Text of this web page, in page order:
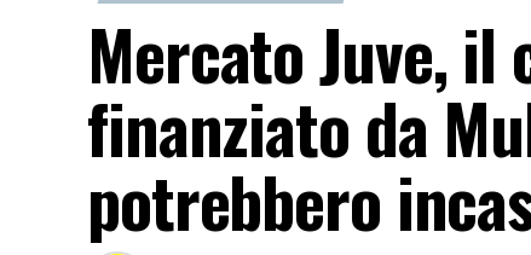
Mercato Juve, il
finanziato da
potrebbero